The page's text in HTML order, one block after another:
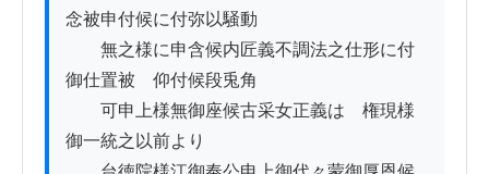
念被申付候に付弥以騒動
無之様に申含候内匠義不調法之仕形に付
御仕置被　仰付候段兎角
可申上様無御座候古采女正義は　権現様
御一統之以前より